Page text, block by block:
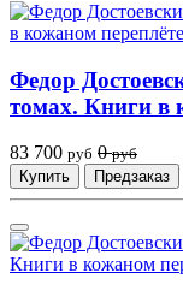
Федор
томах. Книги в
83 700 руб 0 руб
Купить
Предзаказ